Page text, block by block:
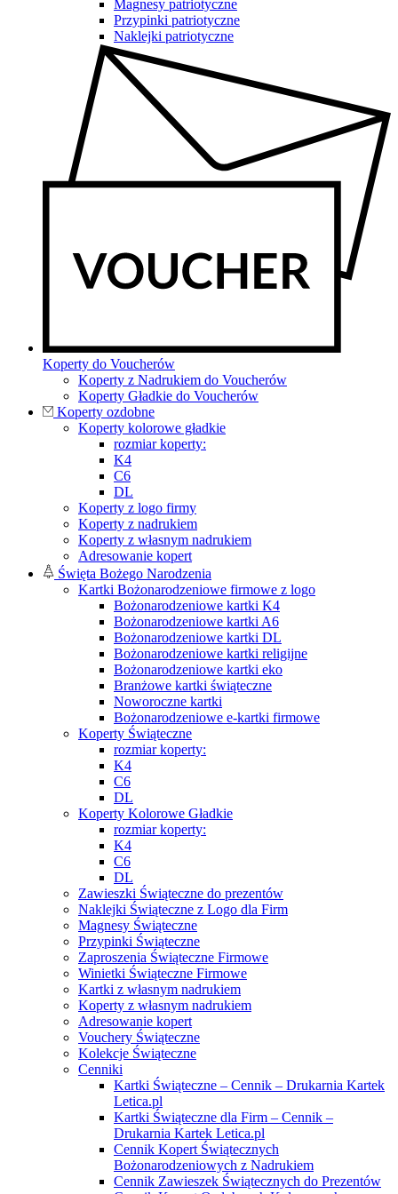
Magnesy patriotyczne
Przypinki patriotyczne
Naklejki patriotyczne
Koperty do Voucherów
Koperty z Nadrukiem do Voucherów
Koperty Gładkie do Voucherów
Koperty ozdobne
Koperty kolorowe gładkie
rozmiar koperty:
K4
C6
DL
Koperty z logo firmy
Koperty z nadrukiem
Koperty z własnym nadrukiem
Adresowanie kopert
Święta Bożego Narodzenia
Kartki Bożonarodzeniowe firmowe z logo
Bożonarodzeniowe kartki K4
Bożonarodzeniowe kartki A6
Bożonarodzeniowe kartki DL
Bożonarodzeniowe kartki religijne
Bożonarodzeniowe kartki eko
Branżowe kartki świąteczne
Noworoczne kartki
Bożonarodzeniowe e-kartki firmowe
Koperty Świąteczne
rozmiar koperty:
K4
C6
DL
Koperty Kolorowe Gładkie
rozmiar koperty:
K4
C6
DL
Zawieszki Świąteczne do prezentów
Naklejki Świąteczne z Logo dla Firm
Magnesy Świąteczne
Przypinki Świąteczne
Zaproszenia Świąteczne Firmowe
Winietki Świąteczne Firmowe
Kartki z własnym nadrukiem
Koperty z własnym nadrukiem
Adresowanie kopert
Vouchery Świąteczne
Kolekcje Świąteczne
Cenniki
Kartki Świąteczne – Cennik – Drukarnia Kartek
Letica.pl
Kartki Świąteczne dla Firm – Cennik –
Drukarnia Kartek Letica.pl
Cennik Kopert Świątecznych
Bożonarodzeniowych z Nadrukiem
Cennik Zawieszek Świątecznych do Prezentów